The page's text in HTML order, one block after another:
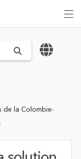
Search sitewide
de la Colombie-